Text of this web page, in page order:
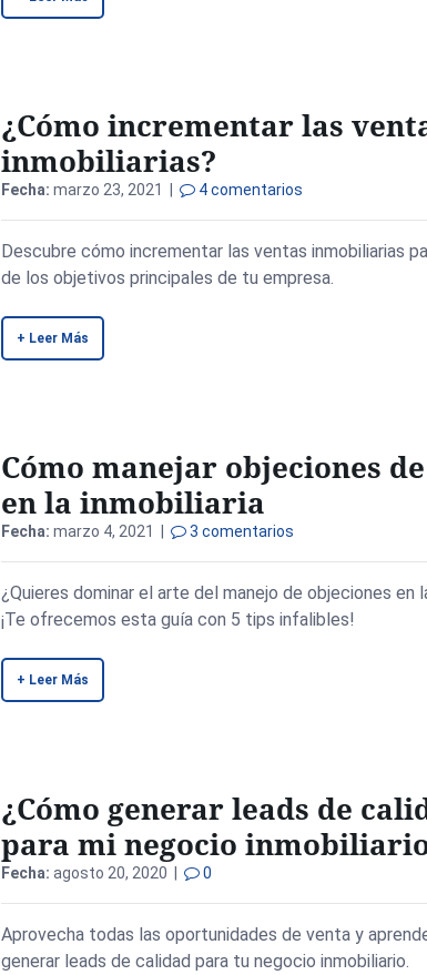
¿Cómo incrementar las
inmobiliarias?
Fecha: marzo 23, 2021 | 4 comentarios
Descubre cómo incrementar las ventas inmobiliarias
de los objetivos principales de tu empresa.
+ Leer Más
Cómo manejar objeciones
en la inmobiliaria
Fecha: marzo 4, 2021 | 3 comentarios
¿Quieres dominar el arte del manejo de objeciones en
¡Te ofrecemos esta guía con 5 tips infalibles!
+ Leer Más
¿Cómo generar leads de
para mi negocio
Fecha: agosto 20, 2020 | 0
Aprovecha todas las oportunidades de venta y
generar leads de calidad para tu negocio inmobiliario.